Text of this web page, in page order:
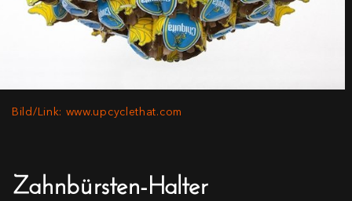
Bild/Link: www.upcyclethat.com
Zahnbürsten-Halter